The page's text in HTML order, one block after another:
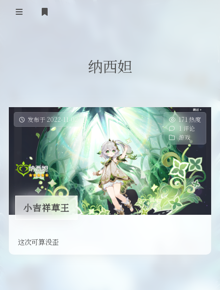
友情链接
留言板
纳西妲
发布于 2022-11-02
171 热度
1 评论
游戏
小吉祥草王
这次可算没歪